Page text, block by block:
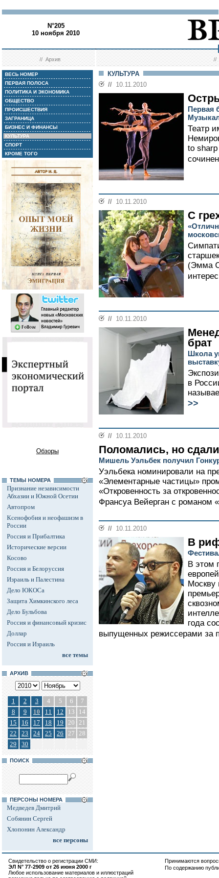
N°205
10 ноября 2010
//Архив //
ВЕСЬ НОМЕР
ПЕРВАЯ ПОЛОСА
ПОЛИТИКА И ЭКОНОМИКА
ОБЩЕСТВО
ПРОИСШЕСТВИЯ
ЗАГРАНИЦА
БИЗНЕС И ФИНАНСЫ
КУЛЬТУРА
СПОРТ
КРОМЕ ТОГО
Обзоры
ТЕМЫ НОМЕРА
Признание независимости
Абхазии и Южной Осетии
Автопром
Ксенофобия и неофашизм в
России
Россия и Прибалтика
Исторические версии
Косово
Россия и Белоруссия
Израиль и Палестина
Дело ЮКОСа
Защита Химкинского леса
Дело Бульбова
Россия и финансовый кризис
Доллар
Россия и Израиль
все темы
АРХИВ
1 2 3 4 5 6
7
8
9 10 11 12 13
14
15
16 17 18 19 20 21
22
23 24 25 26 27 28
29
30
ПОИСК
ПЕРСОНЫ НОМЕРА
Медведев Дмитрий
Собянин Сергей
Хлопонин Александр
все персоны
КУЛЬТУРА
// 10.11.2010
Первая
Театр
to
// 10.11.2010
С
(Эмма
// 10.11.2010
брат
Школа
в
>>
// 10.11.2010
Поломались, но
Мишель Уэльбек получил
Уэльбека номинировали на
«Элементарные частицы»
«Откровенность за
Франсуа Вейерган с романом
// 10.11.2010
В
В этом
Москву
года
выпущенных режиссерами за
Свидетельство о регистрации СМИ:
ЭЛ N° 77-2909 от 26 июня 2000 г
Любое использование материалов и иллюстраций
Принимаются
По содержанию